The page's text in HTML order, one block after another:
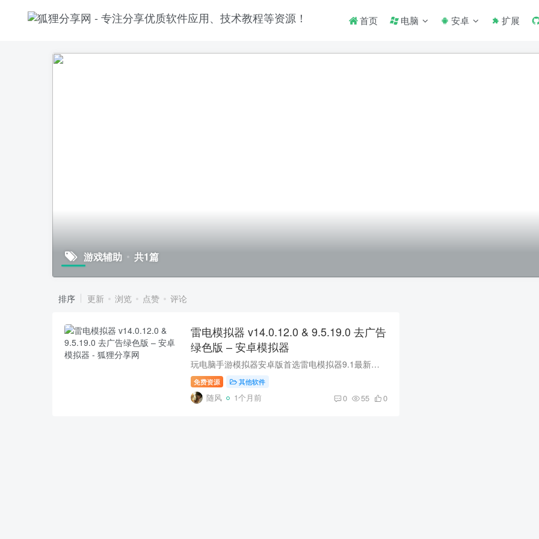
首页 电脑 安卓 扩展
游戏辅助 共1篇
排序 更新 浏览 点赞 评论
雷电模拟器 v14.0.12.0 & 9.5.19.0 去广告
绿色版 – 安卓模拟器
玩电脑手游模拟器安卓版首选雷电模拟器9.1最新版采用Android 9版本内核。雷电安卓模拟器最新版，支持OpenGL3.1模式3D渲染，游戏稳定多开无压力，提供谷歌安装器，一键宏按键,脚本录制，多开分屏...
免费资源 其他软件
随风 1个月前 0 55 0